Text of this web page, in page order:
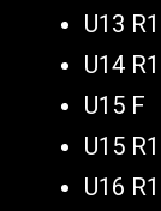
U13 R1
U14 R1
U15 F
U15 R1
U16 R1